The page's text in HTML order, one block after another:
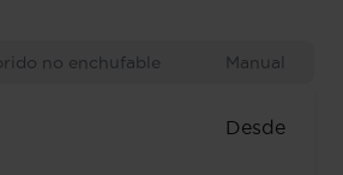
no enchufable Manual
Desde